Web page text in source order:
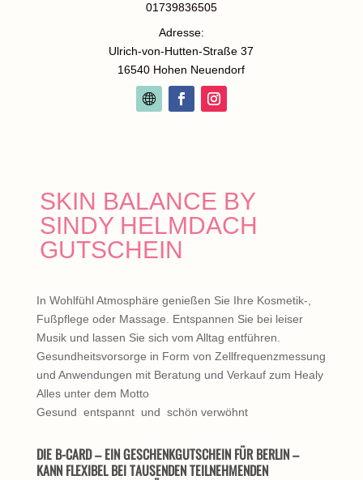
01739836505
Adresse:
Ulrich-von-Hutten-Straße 37
16540 Hohen Neuendorf
SKIN BALANCE BY
SINDY HELMDACH
GUTSCHEIN
In Wohlfühl Atmosphäre genießen Sie Ihre Kosmetik-,
Fußpflege oder Massage. Entspannen Sie bei leiser
Musik und lassen Sie sich vom Alltag entführen.
Gesundheitsvorsorge in Form von Zellfrequenzmessung
und Anwendungen mit Beratung und Verkauf zum Healy
Alles unter dem Motto
Gesund entspannt und schön verwöhnt
DIE B-CARD – EIN GESCHENKGUTSCHEIN FÜR BERLIN –
KANN FLEXIBEL BEI TAUSENDEN TEILNEHMENDEN